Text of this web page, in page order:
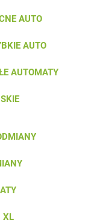
AUTO
AUTO
AUTOMATY
XL